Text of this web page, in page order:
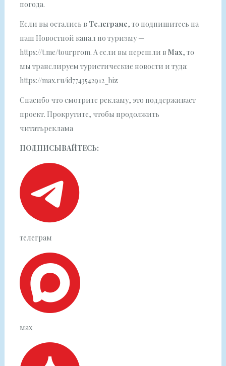
погода.
Если вы остались в Телеграме, то подпишитесь на
наш Новостной канал по туризму —
https://t.me/tourprom. А если вы перешли в Мах, то
мы транслируем туристические новости и туда:
https://max.ru/id7743542912_biz
Спасибо что смотрите рекламу, это поддерживает
проект. Прокрутите, чтобы продолжить
читатьреклама
ПОДПИСЫВАЙТЕСЬ:
телеграм
мах